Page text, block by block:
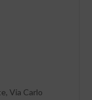
Via Carlo